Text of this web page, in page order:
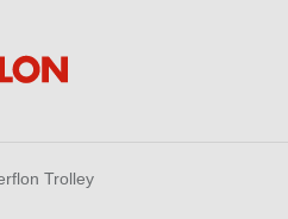
Trolley